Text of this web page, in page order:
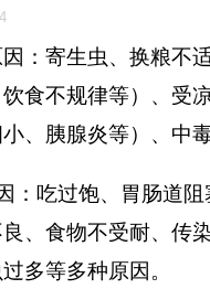
寄生虫、换粮不适
食不规律等）、受
小、胰腺炎等）、中毒
吃过饱、胃肠道阻
、食物不受耐、传
多等多种原因。